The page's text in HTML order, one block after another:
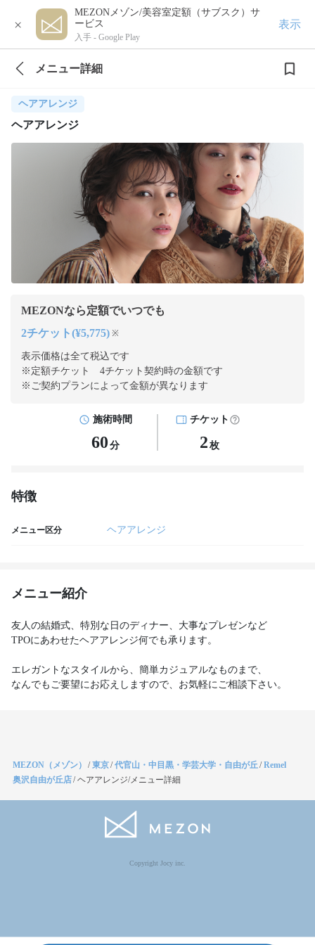
×
MEZONメゾン/美容室定額（サブスク）サ
ービス
入手 - Google Play
表示
メニュー詳細
ヘアアレンジ
ヘアアレンジ
MEZONなら定額でいつでも
2チケット(¥5,775) ※
表示価格は全て税込です
※定額チケット 4チケット契約時の金額です
※ご契約プランによって金額が異なります
施術時間
60 分
チケット
2 枚
特徴
メニュー区分 ヘアアレンジ
メニュー紹介
友人の結婚式、特別な日のディナー、大事なプレゼンなど
TPOにあわせたヘアアレンジ何でも承ります。
エレガントなスタイルから、簡単カジュアルなものまで、
なんでもご要望にお応えしますので、お気軽にご相談下さい。
MEZON（メゾン） /東京/代官山・中目黒・学芸大学・自由が丘/Remel
奥沢自由が丘店/ヘアアレンジ/メニュー詳細
Copyright Jocy inc.